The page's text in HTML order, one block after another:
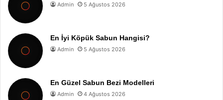
Admin 5 Ağustos 2026
En İyi Köpük Sabun Hangisi?
Admin 5 Ağustos 2026
En Güzel Sabun Bezi Modelleri
Admin 4 Ağustos 2026